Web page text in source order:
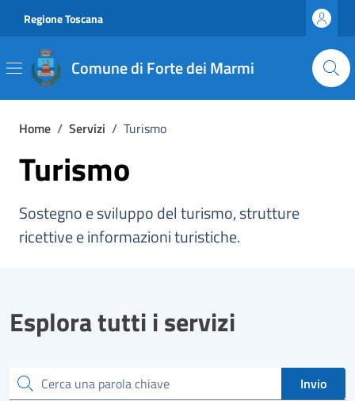
Regione Toscana
Comune di Forte dei Marmi
Home / Servizi / Turismo
Turismo
Sostegno e sviluppo del turismo, strutture
ricettive e informazioni turistiche.
Esplora tutti i servizi
Cerca una parola chiave
Invio